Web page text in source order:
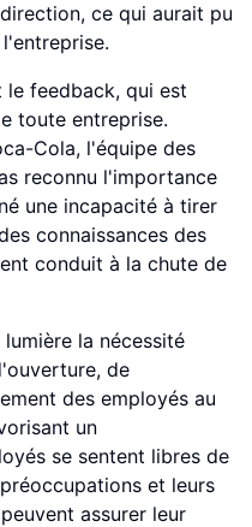
ce qui aurait pu
le feedback, qui est
toute entreprise.
Cola, l'équipe des
reconnu l'importance
une incapacité à tirer
connaissances des
conduit à la chute de
la nécessité
de
des employés au
un
se sentent libres de
et leurs
assurer leur